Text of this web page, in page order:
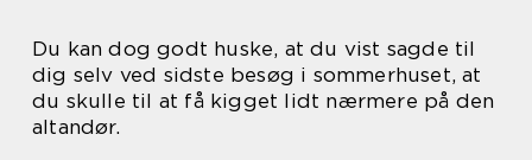
Du kan dog godt huske, at du vist sagde til
dig selv ved sidste besøg i sommerhuset, at
du skulle til at få kigget lidt nærmere på den
altandør.